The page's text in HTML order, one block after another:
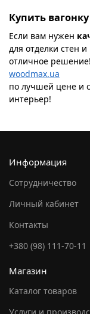
Купить
Если вам нужен
для отделки стен и
отличное
woodmax.ua
по лучшей цене и
интерьер!
Информация
Сотрудничество
Личный кабинет
Контакты
+380 (98) 111-70-11
Магазин
Каталог товаров